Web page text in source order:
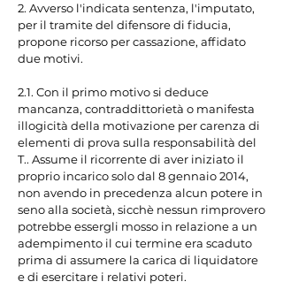
2. Avverso l'indicata sentenza, l'imputato,
per il tramite del difensore di fiducia,
propone ricorso per cassazione, affidato
due motivi.
2.1. Con il primo motivo si deduce
mancanza, contraddittorietà o manifesta
illogicità della motivazione per carenza di
elementi di prova sulla responsabilità del
T.. Assume il ricorrente di aver iniziato il
proprio incarico solo dal 8 gennaio 2014,
non avendo in precedenza alcun potere in
seno alla società, sicchè nessun rimprovero
potrebbe essergli mosso in relazione a un
adempimento il cui termine era scaduto
prima di assumere la carica di liquidatore
e di esercitare i relativi poteri.